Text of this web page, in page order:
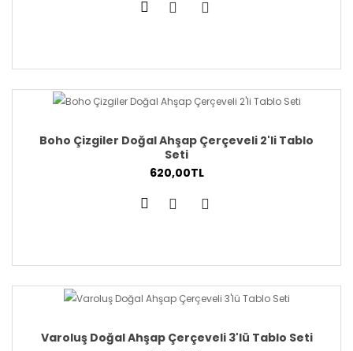
Boho Çizgiler Doğal Ahşap Çerçeveli 2'li Tablo
Seti
620,00TL
Varoluş Doğal Ahşap Çerçeveli 3'lü Tablo Seti